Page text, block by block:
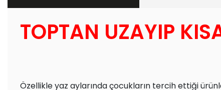
TOPTAN UZAYIP
Özellikle yaz aylarında çocukların tercih ettiği